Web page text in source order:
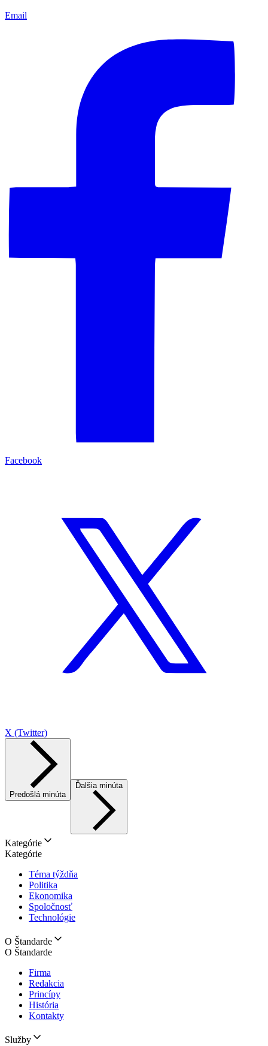
Email
Facebook
X (Twitter)
Predošlá minúta
Ďalšia minúta
Kategórie
Kategórie
Téma týždňa
Politika
Ekonomika
Spoločnosť
Technológie
O Štandarde
O Štandarde
Firma
Redakcia
Princípy
História
Kontakty
Služby